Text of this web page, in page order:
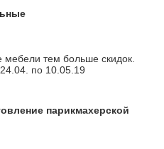
тем больше скидок.
по 10.05.19
парикмахерской